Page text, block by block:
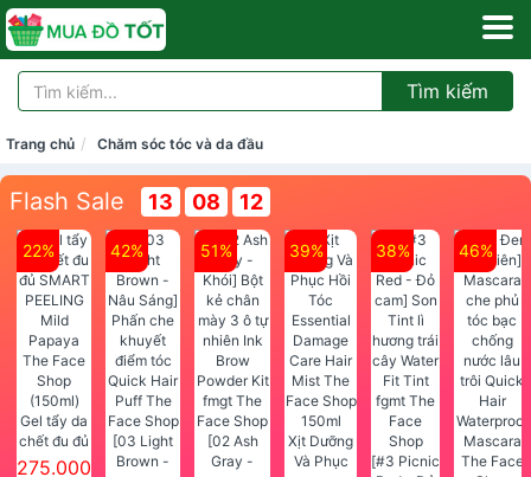
Tìm kiếm
Trang chủ Chăm sóc tóc và da đầu
Flash Sale 13 08 11
22%
Gel tẩy da
chết đu đủ
SMART
275.000
42%
[03 Light
Brown -
51%
[02 Ash
Gray -
39%
Xịt Dưỡng
Và Phục
38%
[#3 Picnic
46%